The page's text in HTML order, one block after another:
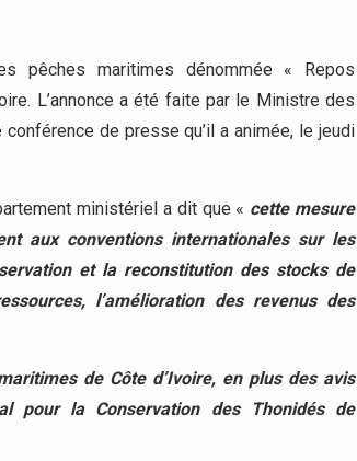
pêches maritimes dénommée « Repos
L’annonce a été faite par le Ministre des
de presse qu’il a animée, le jeudi
ministériel a dit que « cette mesure
aux conventions internationales sur les
et la reconstitution des stocks de
l’amélioration des revenus des
de Côte d’Ivoire, en plus des avis
pour la Conservation des Thonidés de